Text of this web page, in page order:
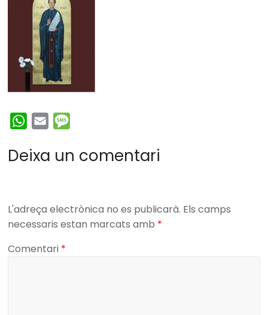
W
a
A
p
a
s
g
e
Deixa un comentari
L'adreça electrònica no es publicarà. Els camps
necessaris estan marcats amb *
Comentari *